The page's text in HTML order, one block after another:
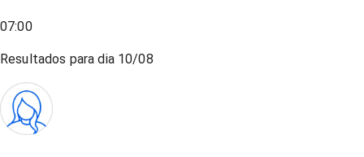
07:00
Resultados para dia 10/08